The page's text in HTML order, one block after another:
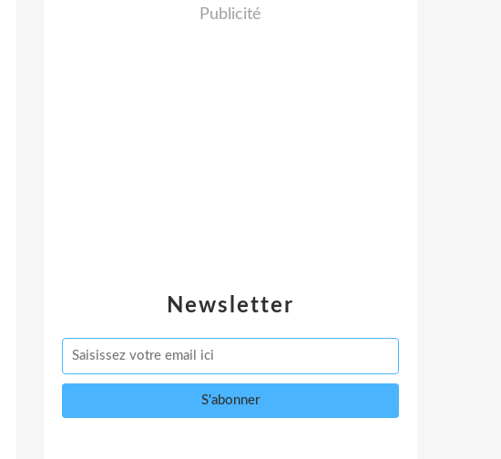
Newsletter
Publicité